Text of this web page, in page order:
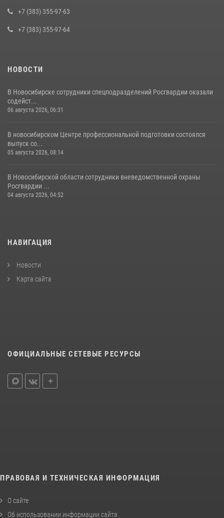
+7 (383) 355-97-63
+7 (383) 355-97-64
НОВОСТИ
В Новосибирске сотрудники спецподразделений Росгвардии оказали
содейст...
06 августа 2026, 06:31
В новосибирском Центре профессиональной подготовки состоялся
выпуск со...
05 августа 2026, 08:14
В Новосибирской области сотрудники вневедомственной охраны
Росгвардии ...
04 августа 2026, 04:52
НАВИГАЦИЯ
Новости
Карта сайта
ОФИЦИАЛЬНЫЕ СЕТЕВЫЕ РЕСУРСЫ
ПРАВОВАЯ И ТЕХНИЧЕСКАЯ ИНФОРМАЦИЯ
О сайте
Об использовании информации сайта